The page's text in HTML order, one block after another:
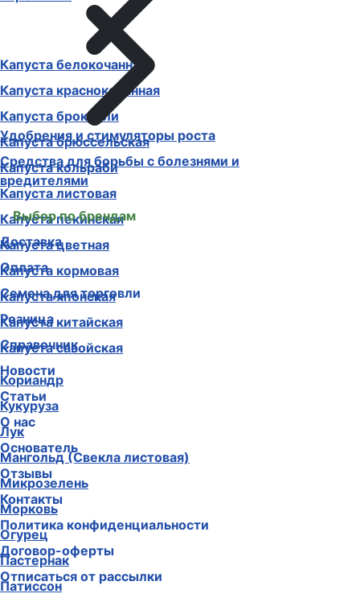
Капуста белокочанная
Капуста краснокочанная
Капуста брокколи
Капуста брюссельская
Капуста кольраби
Капуста листовая
Капуста пекинская
Капуста цветная
Капуста кормовая
Капуста японская
Капуста китайская
Капуста савойская
Кориандр
Кукуруза
Лук
Мангольд (Свекла листовая)
Микрозелень
Морковь
Огурец
Пастернак
Патиссон
Удобрения и стимуляторы роста
Средства для борьбы с болезнями и
вредителями
Выбор по брендам
Доставка
Оплата
Семена для торговли
Розница
Справочник
Новости
Статьи
О нас
Основатель
Отзывы
Контакты
Политика конфиденциальности
Договор-оферты
Отписаться от рассылки